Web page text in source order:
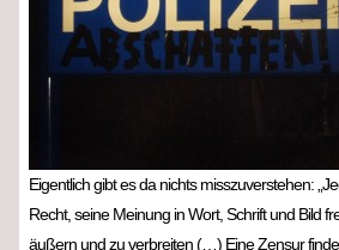
Eigentlich gibt es da nichts misszuverstehen:
Recht, seine Meinung in Wort, Schrift und Bild
äußern und zu verbreiten (…) Eine Zensur